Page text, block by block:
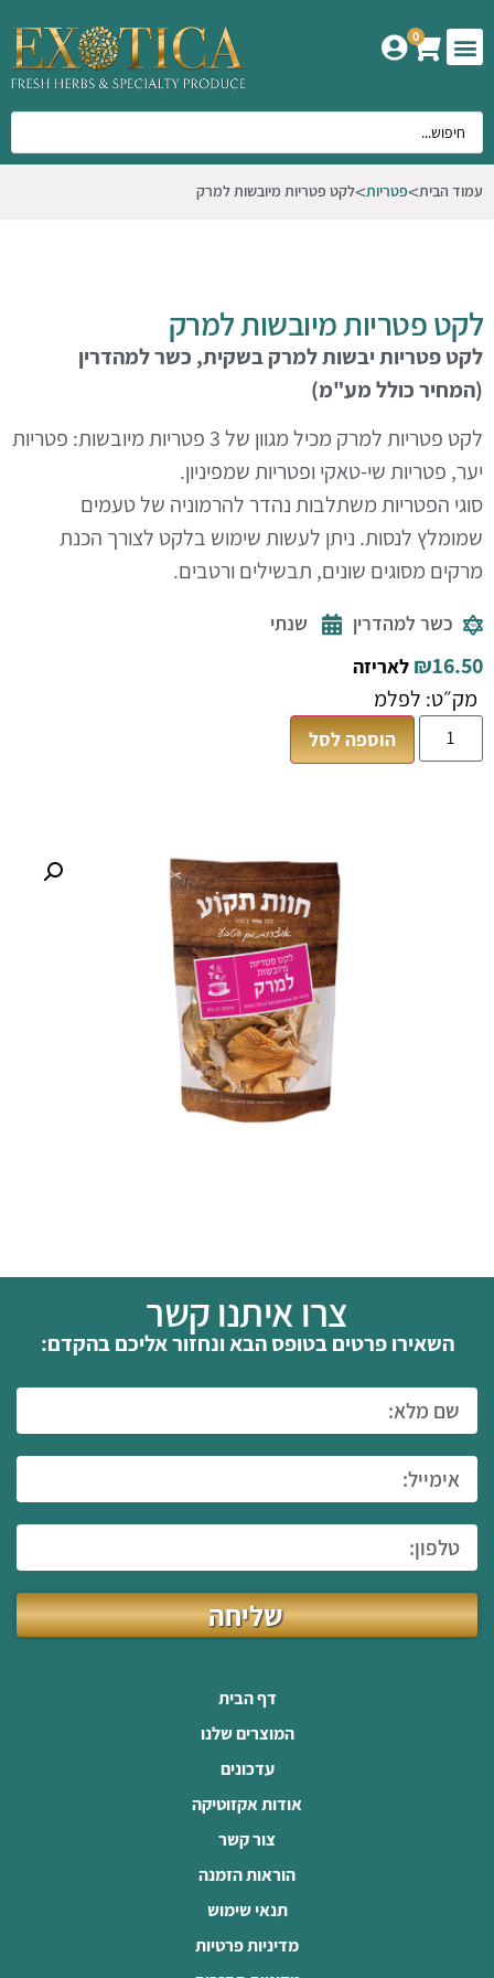
0
עמוד הבית פטריות לקט פטריות מיובשות למרק
לקט פטריות מיובשות למרק
לקט פטריות יבשות למרק בשקית, כשר למהדרין
(המחיר כולל מע"מ)
לקט פטריות למרק מכיל מגוון של 3 פטריות מיובשות: פטריות
יער, פטריות שי-טאקי ופטריות שמפיניון.
סוגי הפטריות משתלבות נהדר להרמוניה של טעמים
שמומלץ לנסות. ניתן לעשות שימוש בלקט לצורך הכנת
מרקים מסוגים שונים, תבשילים ורטבים.
כשר למהדרין שנתי
₪16.50 לאריזה
מק״ט: לפלמ
הוספה לסל
צרו איתנו קשר
השאירו פרטים בטופס הבא ונחזור אליכם בהקדם:
שליחה
דף הבית
המוצרים שלנו
עדכונים
אודות אקזוטיקה
צור קשר
הוראות הזמנה
תנאי שימוש
מדיניות פרטיות